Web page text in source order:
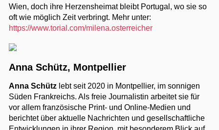
Wien, doch ihre Herzensheimat bleibt Portugal, wo sie so
oft wie möglich Zeit verbringt. Mehr unter:
https://www.torial.com/milena.osterreicher
Anna Schütz, Montpellier
Anna Schütz lebt seit 2020 in Montpellier, im sonnigen
Süden Frankreichs. Als freie Journalistin arbeitet sie für
vor allem französische Print- und Online-Medien und
berichtet über aktuelle Nachrichten und gesellschaftliche